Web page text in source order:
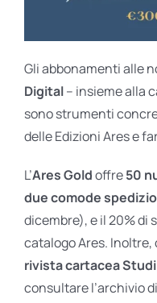
Gli abbonamenti alle
Digital– insieme alla
sono strumenti
delle Edizioni Ares e
L’Ares Goldoffre50
due comode
dicembre), e il 20%
catalogo Ares. Inoltre,
rivista cartacea
consultare l’archivio